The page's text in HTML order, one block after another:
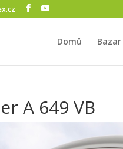
Domů Bazar
A 649 VB